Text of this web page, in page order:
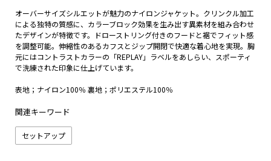
オーバーサイズシルエットが魅力のナイロンジャケット。クリンクル加工
による独特の質感に、カラーブロック効果を生み出す異素材を組み合わせ
たデザインが特徴です。ドローストリング付きのフードと裾でフィット感
を調整可能。伸縮性のあるカフスとジップ開閉で快適な着心地を実現。胸
元にはコントラストカラーの「REPLAY」ラベルをあしらい、スポーティ
で洗練された印象に仕上げています。
表地；ナイロン100％ 裏地；ポリエステル100％
関連キーワード
セットアップ